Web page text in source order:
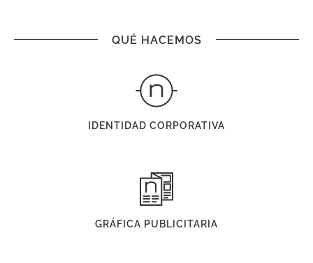
QUÉ HACEMOS
IDENTIDAD CORPORATIVA
GRÁFICA PUBLICITARIA